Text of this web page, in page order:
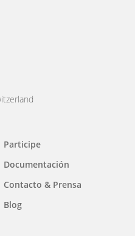
Participe
Documentación
Contacto & Prensa
Blog